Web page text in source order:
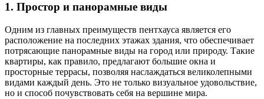
1. Простор и панорамные виды
Одним из главных преимуществ пентхауса является его
расположение на последних этажах здания, что обеспечивает
потрясающие панорамные виды на город или природу. Такие
квартиры, как правило, предлагают большие окна и
просторные террасы, позволяя наслаждаться великолепными
видами каждый день. Это не только визуальное удовольствие,
но и способ почувствовать себя на вершине мира.